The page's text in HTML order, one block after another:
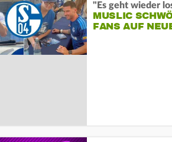
"Es geht wieder
MUSLIC
FANS AUF